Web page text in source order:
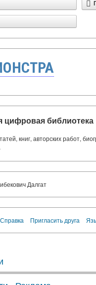
цифровая библиотека
книг, авторских работ,
Далгат
Справка Пригласить друга